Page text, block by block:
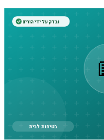
בטיחות לבית
נבדק על ידי הורים